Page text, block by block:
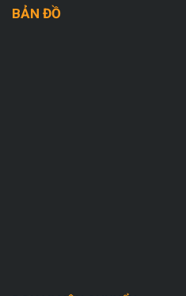
BẢN ĐỒ